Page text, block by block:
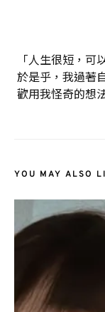
「人生很短，可
於是乎，我過著
歡用我怪奇的想
YOU MAY ALSO